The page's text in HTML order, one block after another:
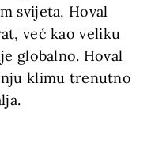
svijeta, Hoval
već kao veliku
globalno. Hoval
klimu trenutno